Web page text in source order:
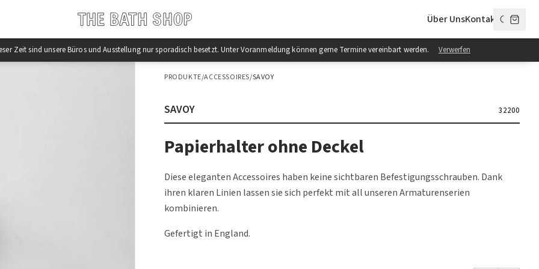
Zeit sind unsere Büros und Ausstellung nur sporadisch besetzt. Unter Voranmeldung können gerne Termine vereinbart werden. Verwerfen
Über UnsKontakt
PRODUKTE/ACCESSOIRES/SAVOY
SAVOY 32200
Papierhalter ohne Deckel
Diese eleganten Accessoires haben keine sichtbaren Befestigungsschrauben. Dank
ihren klaren Linien lassen sie sich perfekt mit all unseren Armaturenserien
kombinieren.
Gefertigt in England.